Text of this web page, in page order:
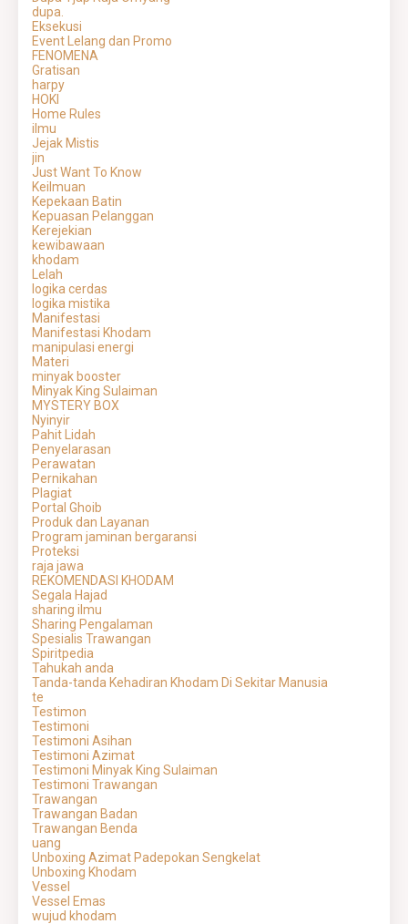
dupa.
Eksekusi
Event Lelang dan Promo
FENOMENA
Gratisan
harpy
HOKI
Home Rules
ilmu
Jejak Mistis
jin
Just Want To Know
Keilmuan
Kepekaan Batin
Kepuasan Pelanggan
Kerejekian
kewibawaan
khodam
Lelah
logika cerdas
logika mistika
Manifestasi
Manifestasi Khodam
manipulasi energi
Materi
minyak booster
Minyak King Sulaiman
MYSTERY BOX
Nyinyir
Pahit Lidah
Penyelarasan
Perawatan
Pernikahan
Plagiat
Portal Ghoib
Produk dan Layanan
Program jaminan bergaransi
Proteksi
raja jawa
REKOMENDASI KHODAM
Segala Hajad
sharing ilmu
Sharing Pengalaman
Spesialis Trawangan
Spiritpedia
Tahukah anda
Tanda-tanda Kehadiran Khodam Di Sekitar Manusia
te
Testimon
Testimoni
Testimoni Asihan
Testimoni Azimat
Testimoni Minyak King Sulaiman
Testimoni Trawangan
Trawangan
Trawangan Badan
Trawangan Benda
uang
Unboxing Azimat Padepokan Sengkelat
Unboxing Khodam
Vessel
Vessel Emas
wujud khodam